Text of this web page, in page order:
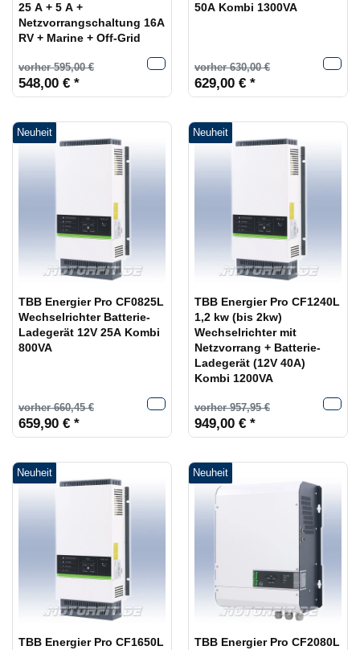
25 A + 5 A +
Netzvorrangschaltung 16A
RV + Marine + Off-Grid
vorher 595,00 €
548,00 € *
50A Kombi 1300VA
vorher 630,00 €
629,00 € *
Neuheit
TBB Energier Pro CF0825L
Wechselrichter Batterie-
Ladegerät 12V 25A Kombi
800VA
vorher 660,45 €
659,90 € *
Neuheit
TBB Energier Pro CF1240L
1,2 kw (bis 2kw)
Wechselrichter mit
Netzvorrang + Batterie-
Ladegerät (12V 40A)
Kombi 1200VA
vorher 957,95 €
949,00 € *
Neuheit
TBB Energier Pro CF1650L
Neuheit
TBB Energier Pro CF2080L